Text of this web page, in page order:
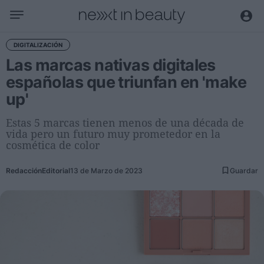
Negocio
Editorial
Actualidad
Economía y sector
Nombramientos
Entrevistas a directivos
DIGITALIZACIÓN
Las marcas nativas digitales
españolas que triunfan en 'make
up'
Estas 5 marcas tienen menos de una década de
vida pero un futuro muy prometedor en la
cosmética de color
RedacciónEditorial13 de Marzo de 2023 Guardar